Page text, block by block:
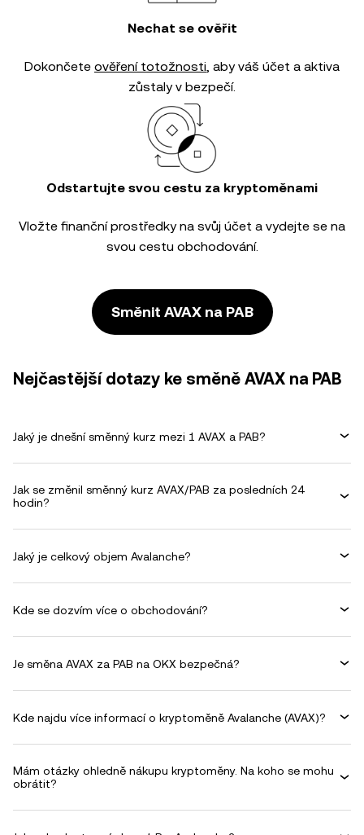
Nechat se ověřit
Dokončete ověření totožnosti, aby váš účet a aktiva
zůstaly v bezpečí.
Odstartujte svou cestu za kryptoměnami
Vložte finanční prostředky na svůj účet a vydejte se na
svou cestu obchodování.
Směnit AVAX na PAB
Nejčastější dotazy ke směně AVAX na PAB
Jaký je dnešní směnný kurz mezi 1 AVAX a PAB?
Jak se změnil směnný kurz AVAX/PAB za posledních 24
hodin?
Jaký je celkový objem Avalanche?
Kde se dozvím více o obchodování?
Je směna AVAX za PAB na OKX bezpečná?
Kde najdu více informací o kryptoměně Avalanche (AVAX)?
Mám otázky ohledně nákupu kryptoměny. Na koho se mohu
obrátit?